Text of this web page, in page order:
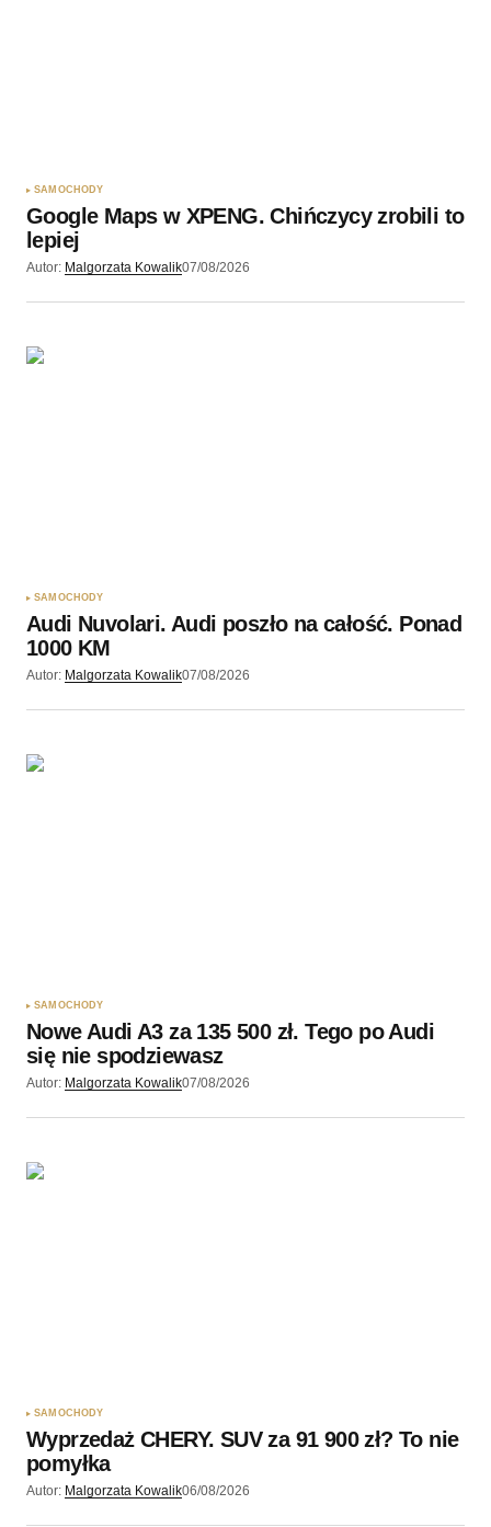
Wyślij komentarz
SAMOCHODY
Google Maps w XPENG. Chińczycy zrobili to
lepiej
Autor: Malgorzata Kowalik07/08/2026
SAMOCHODY
Audi Nuvolari. Audi poszło na całość. Ponad
1000 KM
Autor: Malgorzata Kowalik07/08/2026
SAMOCHODY
Nowe Audi A3 za 135 500 zł. Tego po Audi
się nie spodziewasz
Autor: Malgorzata Kowalik07/08/2026
SAMOCHODY
Wyprzedaż CHERY. SUV za 91 900 zł? To nie
pomyłka
Autor: Malgorzata Kowalik06/08/2026